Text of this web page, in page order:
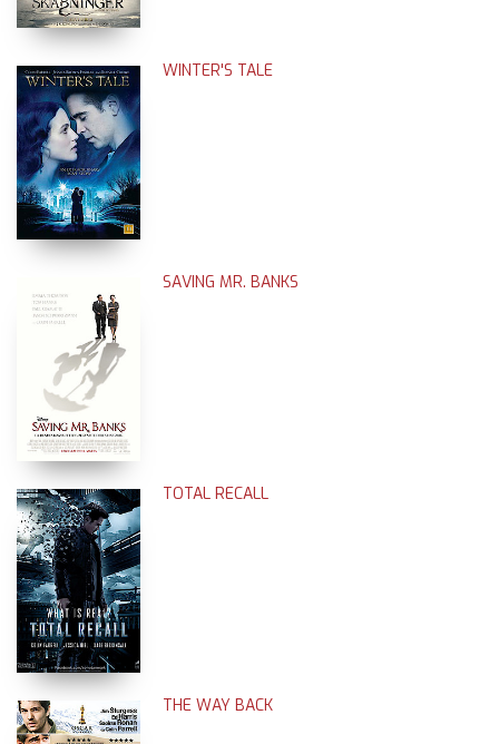
WINTER'S TALE
SAVING MR. BANKS
TOTAL RECALL
THE WAY BACK